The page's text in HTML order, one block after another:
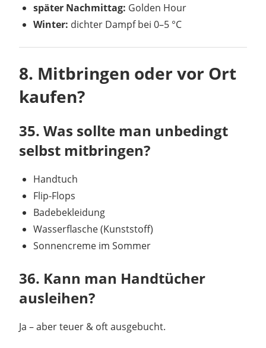
später Nachmittag: Golden Hour
Winter: dichter Dampf bei 0–5 °C
8. Mitbringen oder vor Ort
kaufen?
35. Was sollte man unbedingt
selbst mitbringen?
Handtuch
Flip-Flops
Badebekleidung
Wasserflasche (Kunststoff)
Sonnencreme im Sommer
36. Kann man Handtücher
ausleihen?
Ja – aber teuer & oft ausgebucht.